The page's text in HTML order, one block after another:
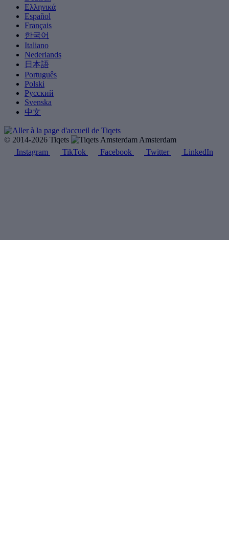
Ελληνικά
Español
Français
한국어
Italiano
Nederlands
日本語
Português
Polski
Русский
Svenska
中文
© 2014-2026 Tiqets
Amsterdam
Instagram
TikTok Facebook Twitter LinkedIn